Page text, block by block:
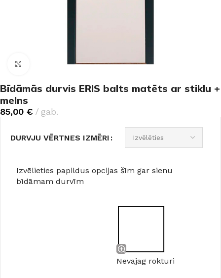
Noklikšķiniet, lai palielinātu
Bīdāmās durvis ERIS balts matēts ar stiklu +
melns
85,00 € gab.
DURVJU VĒRTNES IZMĒRI
Izvēlieties papildus opcijas šīm gar sienu
bīdāmam durvīm
Nevajag rokturi